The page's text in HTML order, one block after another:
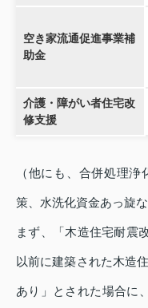
空き家流通促進事業補
助金
介護・障がい者住宅改
修支援
（他にも、合併処理
策、水洗化資金あっ旋
まず、「木造住宅耐震
以前に建築された木造
あり」とされた場合に